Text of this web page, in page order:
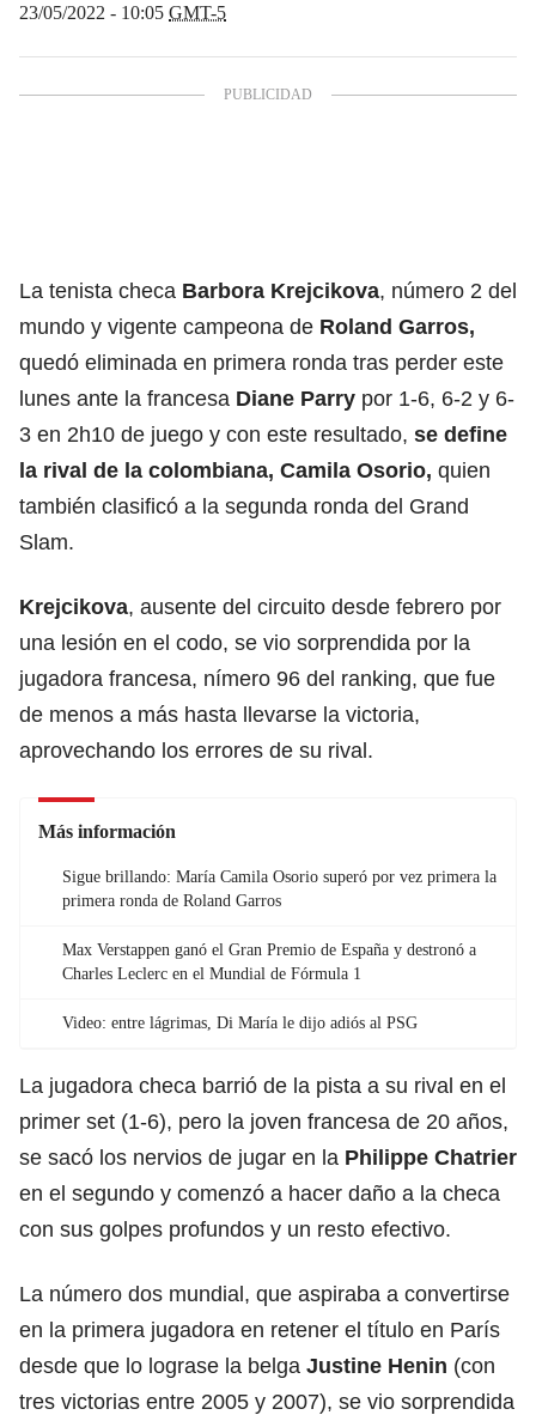
23/05/2022 - 10:05 GMT-5
La tenista checa Barbora Krejcikova, número 2 del
mundo y vigente campeona de Roland Garros,
quedó eliminada en primera ronda tras perder este
lunes ante la francesa Diane Parry por 1-6, 6-2 y 6-
3 en 2h10 de juego y con este resultado, se define
la rival de la colombiana, Camila Osorio, quien
también clasificó a la segunda ronda del Grand
Slam.
Krejcikova, ausente del circuito desde febrero por
una lesión en el codo, se vio sorprendida por la
jugadora francesa, nímero 96 del ranking, que fue
de menos a más hasta llevarse la victoria,
aprovechando los errores de su rival.
Más información
Sigue brillando: María Camila Osorio superó por vez primera la
primera ronda de Roland Garros
Max Verstappen ganó el Gran Premio de España y destronó a
Charles Leclerc en el Mundial de Fórmula 1
Video: entre lágrimas, Di María le dijo adiós al PSG
La jugadora checa barrió de la pista a su rival en el
primer set (1-6), pero la joven francesa de 20 años,
se sacó los nervios de jugar en la Philippe Chatrier
en el segundo y comenzó a hacer daño a la checa
con sus golpes profundos y un resto efectivo.
La número dos mundial, que aspiraba a convertirse
en la primera jugadora en retener el título en París
desde que lo lograse la belga Justine Henin (con
tres victorias entre 2005 y 2007), se vio sorprendida